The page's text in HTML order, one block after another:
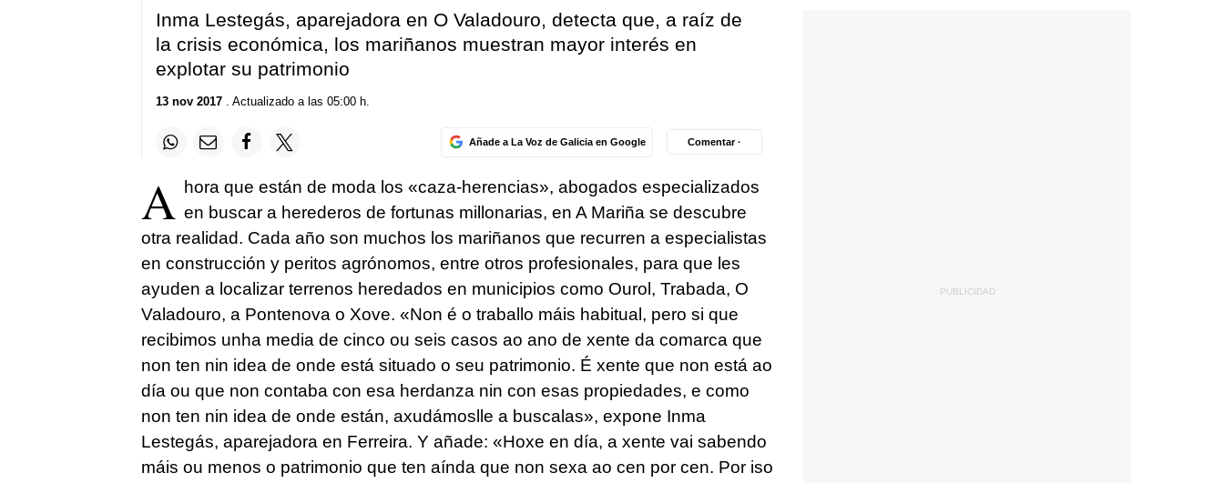
Inma Lestegás, aparejadora en O Valadouro, detecta que, a raíz de
la crisis económica, los mariñanos muestran mayor interés en
explotar su patrimonio
13 nov 2017. Actualizado a las 05:00 h.
Añade a La Voz de Galicia en Google Comentar ·
A hora que están de moda los «caza-herencias», abogados especializados
en buscar a herederos de fortunas millonarias, en A Mariña se descubre
otra realidad. Cada año son muchos los mariñanos que recurren a especialistas
en construcción y peritos agrónomos, entre otros profesionales, para que les
ayuden a localizar terrenos heredados en municipios como Ourol, Trabada, O
Valadouro, a Pontenova o Xove. «Non é o traballo máis habitual, pero si que
recibimos unha media de cinco ou seis casos ao ano de xente da comarca que
non ten nin idea de onde está situado o seu patrimonio. É xente que non está ao
día ou que non contaba con esa herdanza nin con esas propiedades, e como
non ten nin idea de onde están, axudámoslle a buscalas», expone Inma
Lestegás, aparejadora en Ferreira. Y añade: «Hoxe en día, a xente vai sabendo
máis ou menos o patrimonio que ten aínda que non sexa ao cen por cen. Por iso